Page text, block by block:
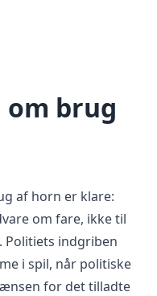
brug
af horn er klare:
om fare, ikke til
Politiets indgriben
i spil, når politiske
for det tilladte